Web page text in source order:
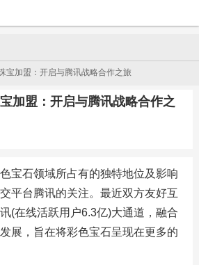
宝加盟：开启与腾讯战略合作之旅
加盟：开启与腾讯战略合作之
宝石领域所占有的独特地位及影响
平台腾讯的关注。最近双方友好互
(在线活跃用户6.3亿)大通道，融合
展，旨在将彩色宝石呈现在更多的